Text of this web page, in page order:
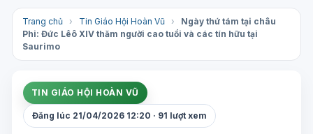
Trang chủ › Tin Giáo Hội Hoàn Vũ ›
Ngày thứ tám tại châu
Phi: Đức Lêô XIV thăm người cao tuổi và các tín hữu tại
Saurimo
TIN GIÁO HỘI HOÀN VŨ
Đăng lúc 21/04/2026 12:20 · 91 lượt xem